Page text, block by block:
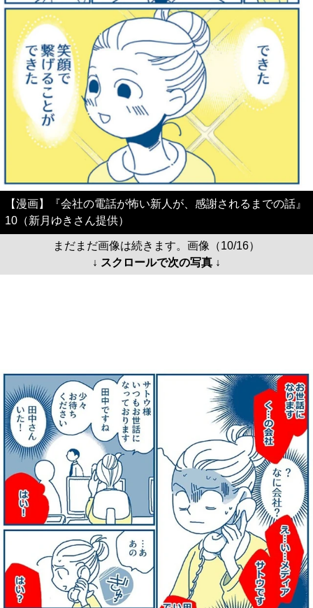
【漫画】『会社の電話が怖い新人が、感謝されるまでの話』
10（新月ゆきさん提供）
まだまだ画像は続きます。画像（10/16）
↓ スクロールで次の写真 ↓